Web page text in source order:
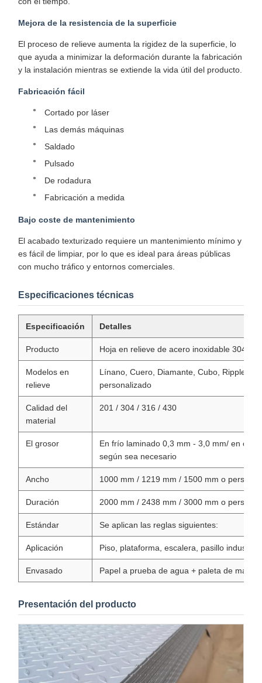
Mejora de la resistencia de la superficie
El proceso de relieve aumenta la rigidez de la superficie, lo
que ayuda a minimizar la deformación durante la fabricación
y la instalación mientras se extiende la vida útil del producto.
Fabricación fácil
Cortado por láser
Las demás máquinas
Saldado
Pulsado
De rodadura
Fabricación a medida
Bajo coste de mantenimiento
El acabado texturizado requiere un mantenimiento mínimo y
es fácil de limpiar, por lo que es ideal para áreas públicas
con mucho tráfico y entornos comerciales.
Especificaciones técnicas
Especificación Detalles
Producto Hoja en relieve de acero inoxidable 304
Modelos en
relieve
Línano, Cuero, Diamante, Cubo, Ripple,
personalizado
Calidad del
material
201 / 304 / 316 / 430
El grosor
En frío laminado 0,3 mm - 3,0 mm/ en
según sea necesario
Ancho 1000 mm / 1219 mm / 1500 mm o
Duración 2000 mm / 2438 mm / 3000 mm o
Estándar Se aplican las reglas siguientes:
Aplicación Piso, plataforma, escalera, pasillo industrial
Envasado Papel a prueba de agua + paleta de
Presentación del producto